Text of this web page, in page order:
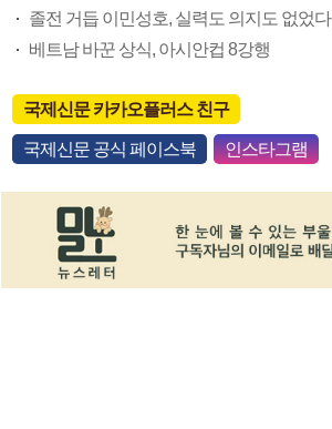
졸전 거듭 이민성호, 실력도 의지도 없었다
베트남 바꾼 상식, 아시안컵 8강행
국제신문 카카오플러스 친구
국제신문 공식 페이스북 인스타그램